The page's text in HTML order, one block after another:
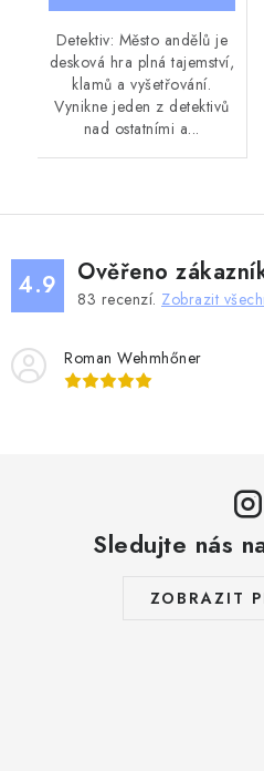
Detektiv: Město andělů je
desková hra plná tajemství,
klamů a vyšetřování.
Vynikne jeden z detektivů
nad ostatními a...
4.9 Ověřeno
83 recenzí. Zobrazit
Roman Wehmhőner
Sledujte nás
ZOBRAZIT